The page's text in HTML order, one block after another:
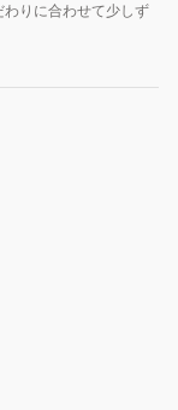
りに合わせて少しず